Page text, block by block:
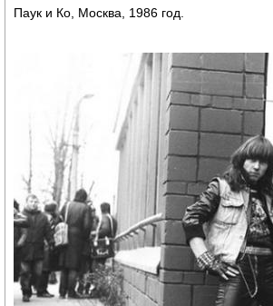
Паук и Ко, Москва, 1986 год.